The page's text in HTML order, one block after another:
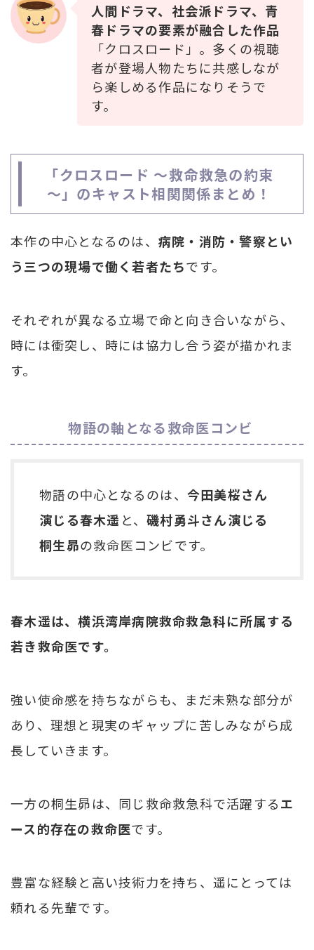
人間ドラマ、社会派ドラマ、青
春ドラマの要素が融合した作品
「クロスロード」。多くの視聴
者が登場人物たちに共感しなが
ら楽しめる作品になりそうで
す。
「クロスロード ～救命救急の約束
～」のキャスト相関関係まとめ！
本作の中心となるのは、 病院・消防・警察とい
う三つの現場で働く若者たちです。
それぞれが異なる立場で命と向き合いながら、
時には衝突し、時には協力し合う姿が描かれま
す。
物語の軸となる救命医コンビ
物語の中心となるのは、 今田美桜さん
演じる春木遥 と、磯村勇斗さん演じる
桐生昴の救命医コンビです。
春木遥は、横浜湾岸病院救命救急科に所属する
若き救命医です。
強い使命感を持ちながらも、まだ未熟な部分が
あり、理想と現実のギャップに苦しみながら成
長していきます。
一方の桐生昴は、同じ救命救急科で活躍するエ
ース的存在の救命医です。
豊富な経験と高い技術力を持ち、遥にとっては
頼れる先輩です。